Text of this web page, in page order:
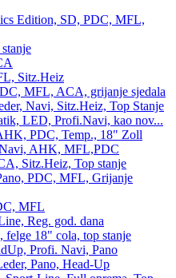
Edition, SD, PDC, MFL,
Sitz.Heiz
MFL, ACA, grijanje sjedala
Navi, Sitz.Heiz, Top Stanje
LED, Profi.Navi, kao nov...
PDC, Temp., 18" Zoll
AHK, MFL,PDC
Sitz.Heiz, Top stanje
PDC, MFL, Grijanje
MFL
Reg. god. dana
18" cola, top stanje
Profi. Navi, Pano
Pano, Head-Up